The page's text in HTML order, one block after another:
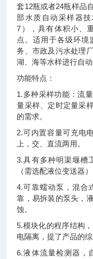
套12瓶或者24瓶样品
部水质自动采样器技
7），具有体积小、
点。适用于各级环境
务、市政及污水处理
湖、海等水样进行自动
功能特点：
1.多种采样功能：流
量采样、定时定量采
的需求。
2.可内置容量可充电
上，交、直流两用。
3.具有多种明渠堰槽
（需选配液位变送器）
4.可靠蠕动泵，混合
靠，易拆装的泵头，
蚀。
5.模块化的程序结构
电隔离，提了产品的综
6.液体流量检测器，